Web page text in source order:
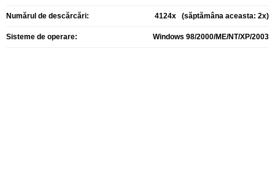
Numărul de descărcări: 4124x (săptămâna aceasta: 2x)
Sisteme de operare: Windows 98/2000/ME/NT/XP/2003